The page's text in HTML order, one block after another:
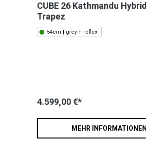
CUBE 26 Kathmandu
Trapez
54cm | grey n reflex
4.599,00 €*
MEHR INFORMATIONEN